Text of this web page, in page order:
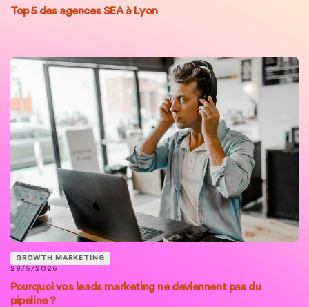
Top 5 des agences SEA à Lyon
GROWTH MARKETING
29/5/2026
Pourquoi vos leads marketing ne deviennent pas du
pipeline ?